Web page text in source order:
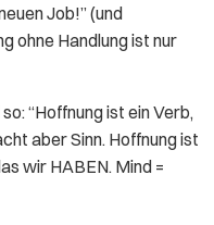
Job!” (und
ohne Handlung ist nur
“Hoffnung ist ein Verb,
aber Sinn. Hoffnung ist
wir HABEN. Mind =